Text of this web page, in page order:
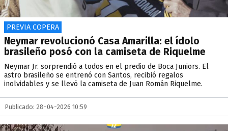
PREVIA COPERA
Neymar revolucionó Casa Amarilla: el ídolo
brasileño posó con la camiseta de Riquelme
Neymar Jr. sorprendió a todos en el predio de Boca Juniors. El
astro brasileño se entrenó con Santos, recibió regalos
inolvidables y se llevó la camiseta de Juan Román Riquelme.
Publicado: 28-04-2026 10:59